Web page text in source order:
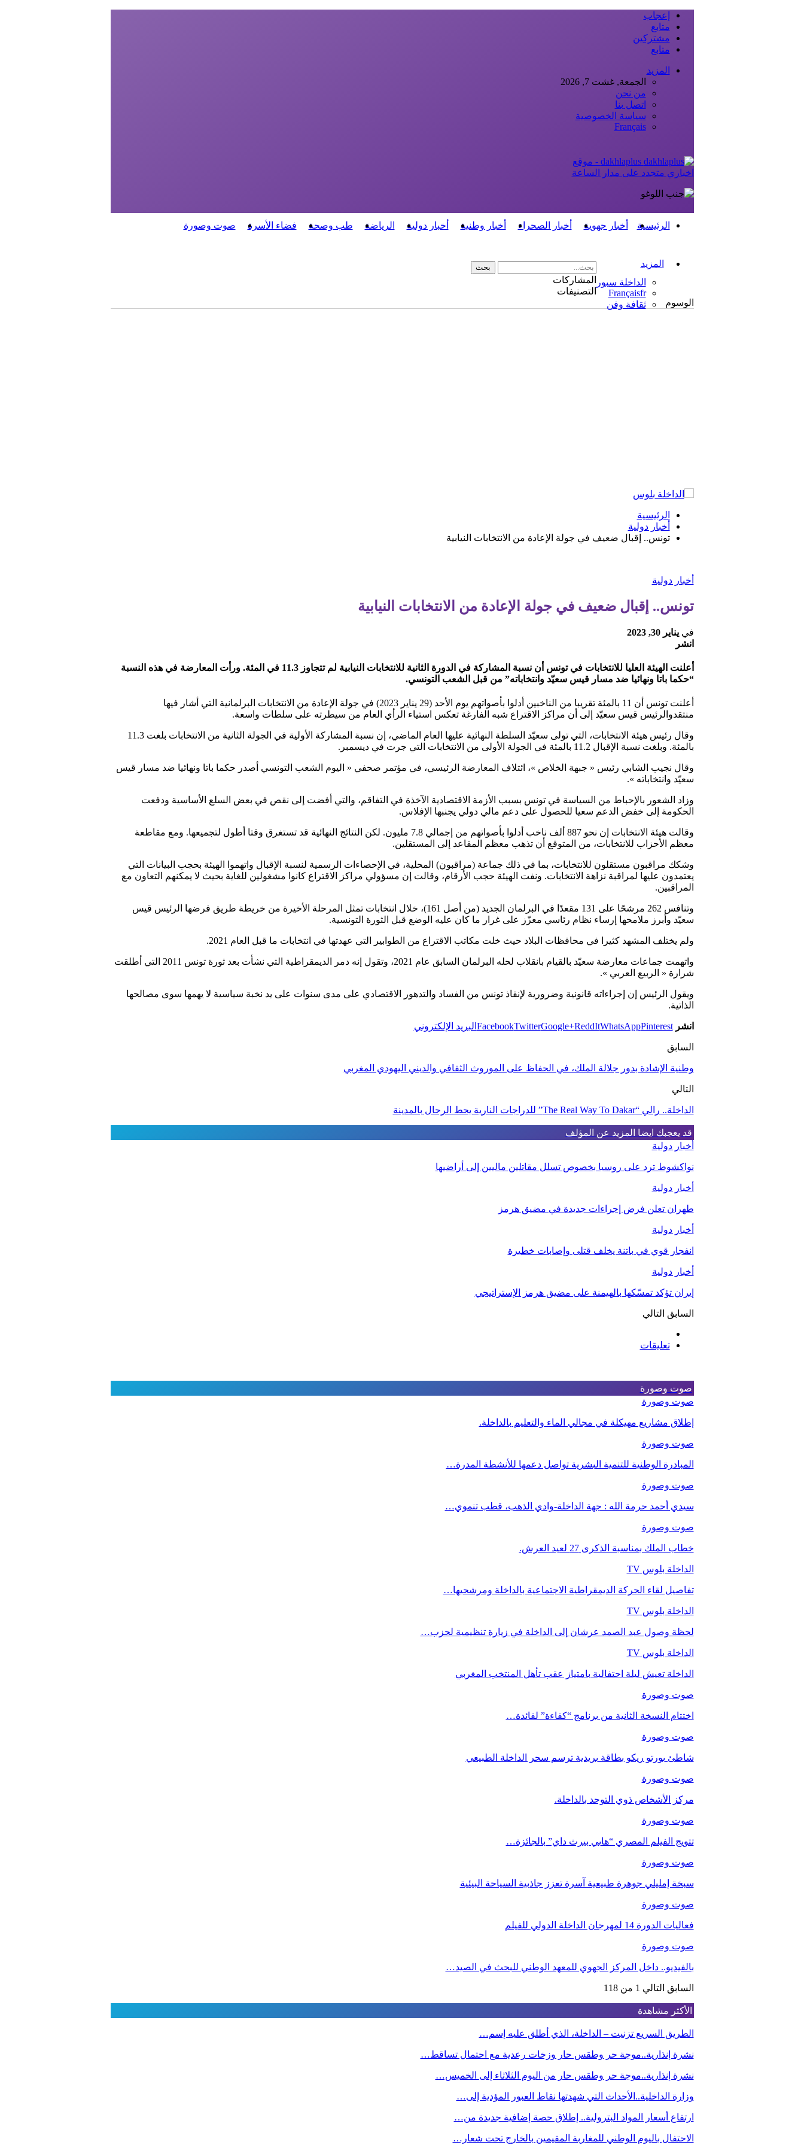
إعجاب
متابع
مشتركين
متابع
المزيد
الجمعة, غشت 7, 2026
من نحن
اتصل بنا
سياسة الخصوصية
Français
dakhlaplus - موقع
اخباري متجدد على مدار الساعة
الرئيسية أخبار جهوية أخبار الصحراء أخبار وطنية أخبار دولية الرياضة طب وصحة فضاء الأسرة صوت وصورة
المزيد
الداخلة سبور
Françaisfr
ثقافة وفن
المشاركات
التصنيفات
الوسوم
الرئيسية
أخبار دولية
تونس.. إقبال ضعيف في جولة الإعادة من الانتخابات النيابية
أخبار دولية
تونس.. إقبال ضعيف في جولة الإعادة من الانتخابات النيابية
فييناير 30, 2023
انشر
أعلنت الهيئة العليا للانتخابات في تونس أن نسبة المشاركة في الدورة الثانية للانتخابات النيابية لم تتجاوز 11.3 في المئة. ورأت المعارضة في هذه النسبة
“حكما باتا ونهائيا ضد مسار قيس سعيّد وانتخاباته” من قبل الشعب التونسي.
أعلنت تونس أن 11 بالمئة تقريبا من الناخبين أدلوا بأصواتهم يوم الأحد (29 يناير 2023) في جولة الإعادة من الانتخابات البرلمانية التي أشار فيها
منتقدوالرئيس قيس سعيّد إلى أن مراكز الاقتراع شبه الفارغة تعكس استياء الرأي العام من سيطرته على سلطات واسعة.
وقال رئيس هيئة الانتخابات، التي تولى سعيّد السلطة النهائية عليها العام الماضي، إن نسبة المشاركة الأولية في الجولة الثانية من الانتخابات بلغت 11.3
بالمئة. وبلغت نسبة الإقبال 11.2 بالمئة في الجولة الأولى من الانتخابات التي جرت في ديسمبر.
وقال نجيب الشابي رئيس « جبهة الخلاص »، ائتلاف المعارضة الرئيسي، في مؤتمر صحفي « اليوم الشعب التونسي أصدر حكما باتا ونهائيا ضد مسار قيس
سعيّد وانتخاباته ».
وزاد الشعور بالإحباط من السياسة في تونس بسبب الأزمة الاقتصادية الآخذة في التفاقم، والتي أفضت إلى نقص في بعض السلع الأساسية ودفعت
الحكومة إلى خفض الدعم سعيا للحصول على دعم مالي دولي يجنبها الإفلاس.
وقالت هيئة الانتخابات إن نحو 887 ألف ناخب أدلوا بأصواتهم من إجمالي 7.8 مليون. لكن النتائج النهائية قد تستغرق وقتا أطول لتجميعها. ومع مقاطعة
معظم الأحزاب للانتخابات، من المتوقع أن تذهب معظم المقاعد إلى المستقلين.
وشكك مراقبون مستقلون للانتخابات، بما في ذلك جماعة (مراقبون) المحلية، في الإحصاءات الرسمية لنسبة الإقبال واتهموا الهيئة بحجب البيانات التي
يعتمدون عليها لمراقبة نزاهة الانتخابات. ونفت الهيئة حجب الأرقام، وقالت إن مسؤولي مراكز الاقتراع كانوا مشغولين للغاية بحيث لا يمكنهم التعاون مع
المراقبين.
وتنافس 262 مرشحًا على 131 مقعدًا في البرلمان الجديد (من أصل 161)، خلال انتخابات تمثل المرحلة الأخيرة من خريطة طريق فرضها الرئيس قيس
سعيّد وأبرز ملامحها إرساء نظام رئاسي معزّز على غرار ما كان عليه الوضع قبل الثورة التونسية.
ولم يختلف المشهد كثيرا في محافظات البلاد حيث خلت مكاتب الاقتراع من الطوابير التي عهدتها في انتخابات ما قبل العام 2021.
واتهمت جماعات معارضة سعيّد بالقيام بانقلاب لحله البرلمان السابق عام 2021، وتقول إنه دمر الديمقراطية التي نشأت بعد ثورة تونس 2011 التي أطلقت
شرارة « الربيع العربي ».
ويقول الرئيس إن إجراءاته قانونية وضرورية لإنقاذ تونس من الفساد والتدهور الاقتصادي على مدى سنوات على يد نخبة سياسية لا يهمها سوى مصالحها
الذاتية.
انشر FacebookTwitterGoogle+ReddItWhatsAppPinterest البريد الإلكتروني
السابق
وطنية الإشادة بدور جلالة الملك، في الحفاظ على الموروث الثقافي والديني اليهودي المغربي
التالي
الداخلة.. رالي “The Real Way To Dakar” للدراجات النارية يحط الرحال بالمدينة
قد يعجبك ايضا المزيد عن المؤلف
أخبار دولية
نواكشوط ترد على روسيا بخصوص تسلل مقاتلين ماليين إلى أراضيها
أخبار دولية
طهران تعلن فرض إجراءات جديدة في مضيق هرمز
أخبار دولية
انفجار قوي في باتنة يخلف قتلى وإصابات خطيرة
أخبار دولية
إيران تؤكد تمسّكها بالهيمنة على مضيق هرمز الإستراتيجي
السابق التالي
تعليقات
صوت وصورة
صوت وصورة
إطلاق مشاريع مهيكلة في مجالي الماء والتعليم بالداخلة.
صوت وصورة
المبادرة الوطنية للتنمية البشرية تواصل دعمها للأنشطة المدرة…
صوت وصورة
سيدي أحمد حرمة الله : جهة الداخلة-وادي الذهب، قطب تنموي…
صوت وصورة
خطاب الملك بمناسبة الذكرى 27 لعيد العرش.
الداخلة بلوس TV
تفاصيل لقاء الحركة الديمقراطية الاجتماعية بالداخلة ومرشحيها…
الداخلة بلوس TV
لحظة وصول عبد الصمد عرشان إلى الداخلة في زيارة تنظيمية لحزب…
الداخلة بلوس TV
الداخلة تعيش ليلة احتفالية بامتياز عقب تأهل المنتخب المغربي
صوت وصورة
اختتام النسخة الثانية من برنامج “كفاءة” لفائدة…
صوت وصورة
شاطئ بورتو ريكو بطاقة بريدية ترسم سحر الداخلة الطبيعي
صوت وصورة
مركز الأشخاص ذوي التوحد بالداخلة.
صوت وصورة
تتويج الفيلم المصري “هابي بيرث داي” بالجائزة…
صوت وصورة
سبخة إمليلي جوهرة طبيعية آسرة تعزز جاذبية السياحة البيئية
صوت وصورة
فعاليات الدورة 14 لمهرجان الداخلة الدولي للفيلم
صوت وصورة
بالفيديو.. داخل المركز الجهوي للمعهد الوطني للبحث في الصيد…
السابق التالي 1 من 118
الأكثر مشاهدة
الطريق السريع تزنيت – الداخلة، الذي أطلق عليه إسم…
نشرة إنذارية..موجة حر وطقس حار وزخات رعدية مع احتمال تساقط…
نشرة إنذارية..موجة حر وطقس حار من اليوم الثلاثاء إلى الخميس…
وزارة الداخلية..الأحداث التي شهدتها نقاط العبور المؤدية إلى…
ارتفاع أسعار المواد البترولية.. إطلاق حصة إضافية جديدة من…
الاحتفال باليوم الوطني للمغاربة المقيمين بالخارج تحت شعار…